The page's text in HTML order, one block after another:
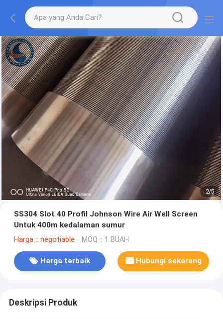
2/5
SS304 Slot 40 Profil Johnson Wire Air Well Screen
Untuk 400m kedalaman sumur
Harga：negotiable MOQ：1 BUAH
Harga terbaik Hubungi sekarang
Deskripsi Produk